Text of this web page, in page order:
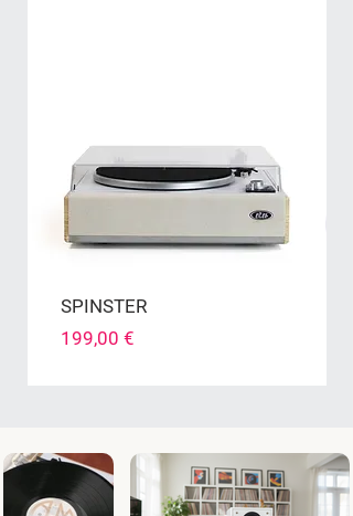
SPINSTER
Prix
199,00 €